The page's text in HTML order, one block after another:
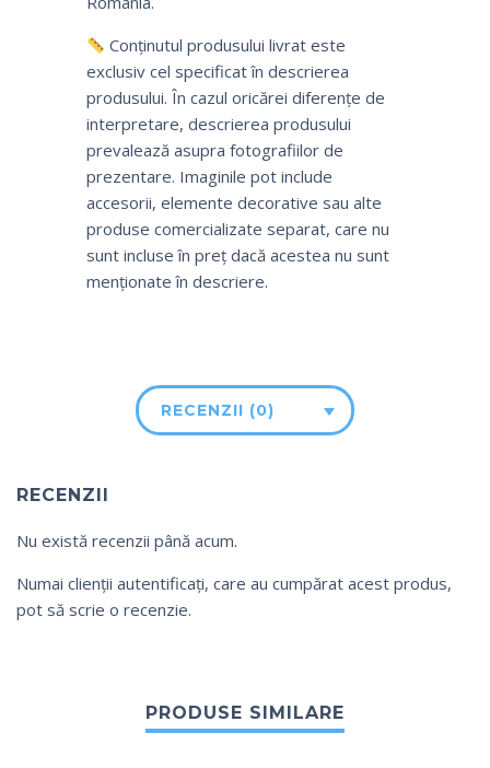
Conținutul produsului livrat este
exclusiv cel specificat în descrierea
produsului. În cazul oricărei diferențe de
interpretare, descrierea produsului
prevalează asupra fotografiilor de
prezentare. Imaginile pot include
accesorii, elemente decorative sau alte
produse comercializate separat, care nu
sunt incluse în preț dacă acestea nu sunt
menționate în descriere.
RECENZII (0)
RECENZII
Nu există recenzii până acum.
Numai clienții autentificați, care au cumpărat acest produs,
pot să scrie o recenzie.
PRODUSE SIMILARE